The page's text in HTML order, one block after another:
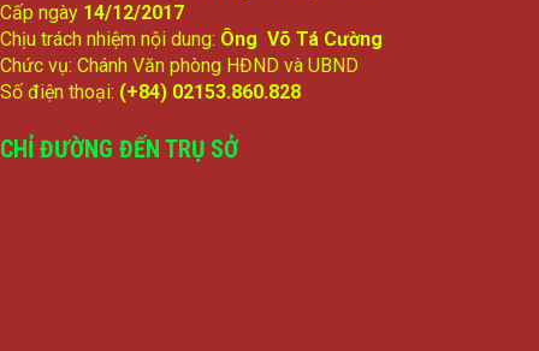
Cấp ngày 14/12/2017
Chịu trách nhiệm nội dung: Ông Võ Tá Cường
Chức vụ: Chánh Văn phòng HĐND và UBND
Số điện thoại: (+84) 02153.860.828
CHỈ ĐƯỜNG ĐẾN TRỤ SỞ